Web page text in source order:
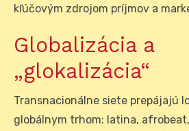
kľúčovým zdrojom príjmov a
Globalizácia a
„glokalizácia“
Transnacionálne siete prepájajú
globálnym trhom: latina,